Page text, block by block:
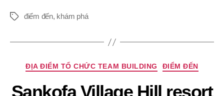
Thẻ điểm đến, khám phá
Chuyên
ĐỊA ĐIỂM TỔ CHỨC TEAM BUILDING ĐIỂM ĐẾN
Sankofa Village Hill resort